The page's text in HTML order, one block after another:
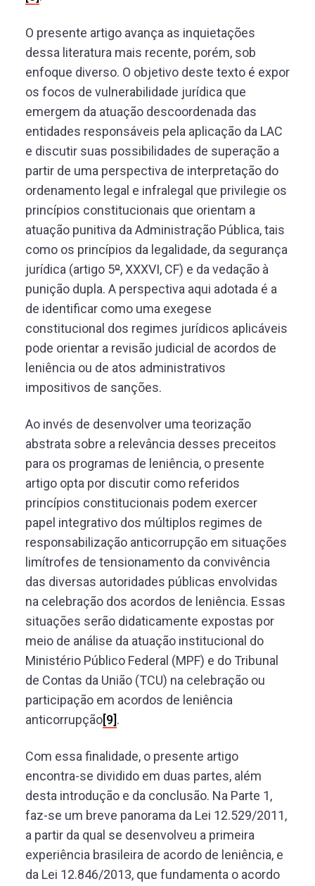
O presente artigo avança as inquietações
dessa literatura mais recente, porém, sob
enfoque diverso. O objetivo deste texto é expor
os focos de vulnerabilidade jurídica que
emergem da atuação descoordenada das
entidades responsáveis pela aplicação da LAC
e discutir suas possibilidades de superação a
partir de uma perspectiva de interpretação do
ordenamento legal e infralegal que privilegie os
princípios constitucionais que orientam a
atuação punitiva da Administração Pública, tais
como os princípios da legalidade, da segurança
jurídica (artigo 5º, XXXVI, CF) e da vedação à
punição dupla. A perspectiva aqui adotada é a
de identificar como uma exegese
constitucional dos regimes jurídicos aplicáveis
pode orientar a revisão judicial de acordos de
leniência ou de atos administrativos
impositivos de sanções.
Ao invés de desenvolver uma teorização
abstrata sobre a relevância desses preceitos
para os programas de leniência, o presente
artigo opta por discutir como referidos
princípios constitucionais podem exercer
papel integrativo dos múltiplos regimes de
responsabilização anticorrupção em situações
limítrofes de tensionamento da convivência
das diversas autoridades públicas envolvidas
na celebração dos acordos de leniência. Essas
situações serão didaticamente expostas por
meio de análise da atuação institucional do
Ministério Público Federal (MPF) e do Tribunal
de Contas da União (TCU) na celebração ou
participação em acordos de leniência
anticorrupção[9].
Com essa finalidade, o presente artigo
encontra-se dividido em duas partes, além
desta introdução e da conclusão. Na Parte 1,
faz-se um breve panorama da Lei 12.529/2011,
a partir da qual se desenvolveu a primeira
experiência brasileira de acordo de leniência, e
da Lei 12.846/2013, que fundamenta o acordo